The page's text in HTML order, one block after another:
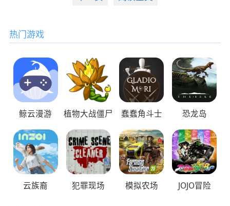
热门游戏
鲸云漫游 植物大战僵尸 蠢蠢角斗士 恐龙岛
云族裔 犯罪现场 模拟农场 JOJO冒险